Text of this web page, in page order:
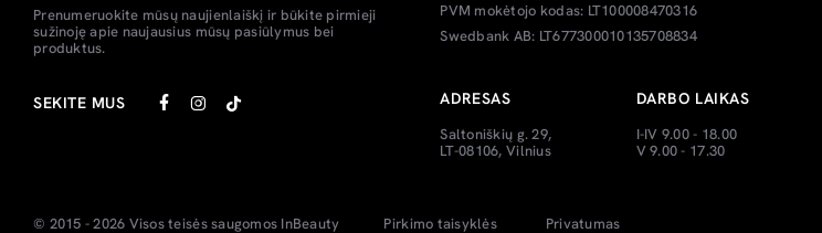
Prenumeruokite mūsų naujienlaiškį ir būkite pirmieji
sužinoję apie naujausius mūsų pasiūlymus bei
produktus.
SEKITE MUS
PVM mokėtojo kodas: LT100008470316
Swedbank AB: LT677300010135708834
ADRESAS
Saltoniškių g. 29,
LT-08106, Vilnius
DARBO LAIKAS
I-IV 9.00 - 18.00
V 9.00 - 17.30
© 2015 - 2026 Visos teisės saugomos InBeauty Pirkimo taisyklės Privatumas